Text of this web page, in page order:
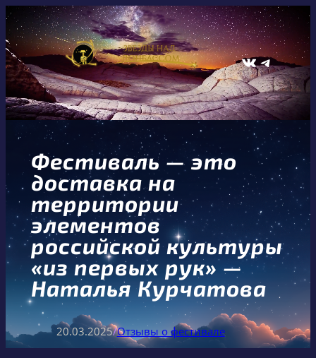
Перейти
к
содержимому
ВКонтакте Telegram
Фестиваль — это
доставка на
территории
элементов
российской культуры
«из первых рук» —
Наталья Курчатова
20.03.2025/Отзывы о фестивале